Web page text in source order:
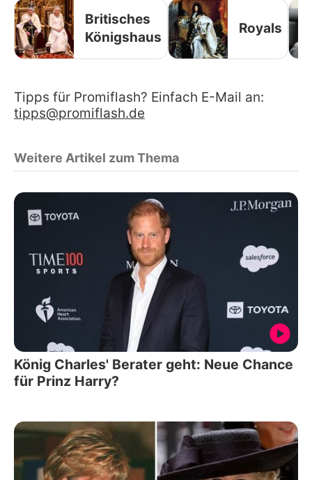
Britisches
Königshaus
Royals
Tipps für Promiflash? Einfach E-Mail an:
tipps@promiflash.de
Weitere Artikel zum Thema
König Charles' Berater geht: Neue Chance
für Prinz Harry?